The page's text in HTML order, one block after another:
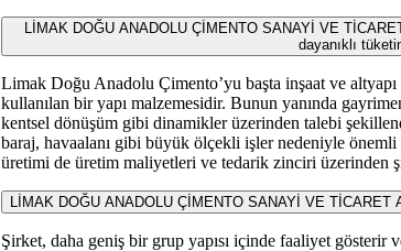
LİMAK DOĞU ANADOLU ÇİMENTO SANAYİ VE
dayanıklı
Limak Doğu Anadolu Çimento’yu başta inşaat ve
kullanılan bir yapı malzemesidir. Bunun yanında
kentsel dönüşüm gibi dinamikler üzerinden talebi
baraj, havaalanı gibi büyük ölçekli işler nedeniyle
üretimi de üretim maliyetleri ve tedarik zinciri üzerinden
LİMAK DOĞU ANADOLU ÇİMENTO SANAYİ VE TİCARET
Şirket, daha geniş bir grup yapısı içinde faaliyet gösterir